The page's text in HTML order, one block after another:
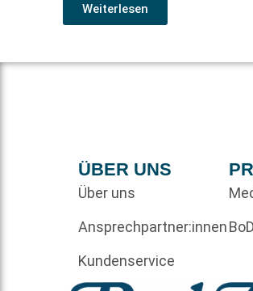
Weiterlesen
ÜBER UNS
Über uns
Ansprechpartner:innen
Kundenservice